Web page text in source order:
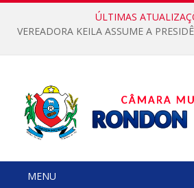
ÚLTIMAS
MENU